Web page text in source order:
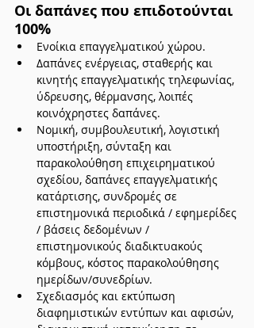
Οι δαπάνες που επιδοτούνται
100%
Ενοίκια επαγγελματικού χώρου.
Δαπάνες ενέργειας, σταθερής και
κινητής επαγγελματικής τηλεφωνίας,
ύδρευσης, θέρμανσης, λοιπές
κοινόχρηστες δαπάνες.
Νομική, συµβουλευτική, λογιστική
υποστήριξη, σύνταξη και
παρακολούθηση επιχειρηµατικού
σχεδίου, δαπάνες επαγγελµατικής
κατάρτισης, συνδροµές σε
επιστηµονικά περιοδικά / εφηµερίδες
/ βάσεις δεδοµένων /
επιστηµονικούς διαδικτυακούς
κόµβους, κόστος παρακολούθησης
ηµερίδων/συνεδρίων.
Σχεδιασµός και εκτύπωση
διαφηµιστικών εντύπων και αφισών,